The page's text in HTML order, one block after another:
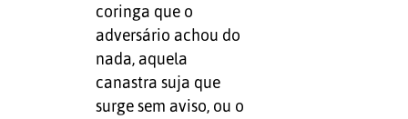
coringa que o
adversário achou do
nada, aquela
canastra suja que
surge sem aviso, ou o